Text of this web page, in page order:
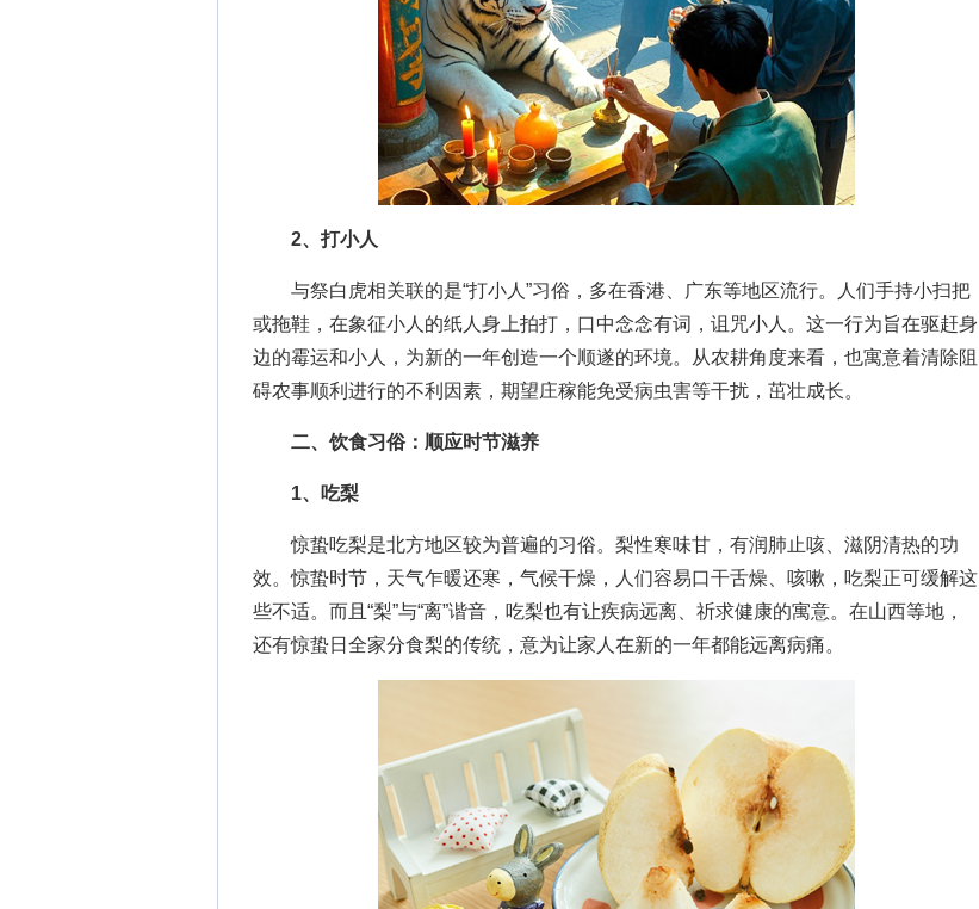
2、打小人
与祭白虎相关联的是“打小人”习俗，多在香港、广东等地区流行。人们手持小扫把
或拖鞋，在象征小人的纸人身上拍打，口中念念有词，诅咒小人。这一行为旨在驱赶身
边的霉运和小人，为新的一年创造一个顺遂的环境。从农耕角度来看，也寓意着清除阻
碍农事顺利进行的不利因素，期望庄稼能免受病虫害等干扰，茁壮成长。
二、饮食习俗：顺应时节滋养
1、吃梨
惊蛰吃梨是北方地区较为普遍的习俗。梨性寒味甘，有润肺止咳、滋阴清热的功
效。惊蛰时节，天气乍暖还寒，气候干燥，人们容易口干舌燥、咳嗽，吃梨正可缓解这
些不适。而且“梨”与“离”谐音，吃梨也有让疾病远离、祈求健康的寓意。在山西等地，
还有惊蛰日全家分食梨的传统，意为让家人在新的一年都能远离病痛。